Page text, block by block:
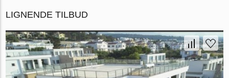
LIGNENDE TILBUD